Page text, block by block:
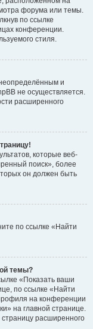
форума или темы.
по ссылке
конференции.
стиля.
и
не осуществляется.
расширенного
которые веб-
поиск», более
он должен быть
по ссылке «Найти
темы?
«Показать ваши
по ссылке «Найти
на конференции
на главной странице.
расширенного